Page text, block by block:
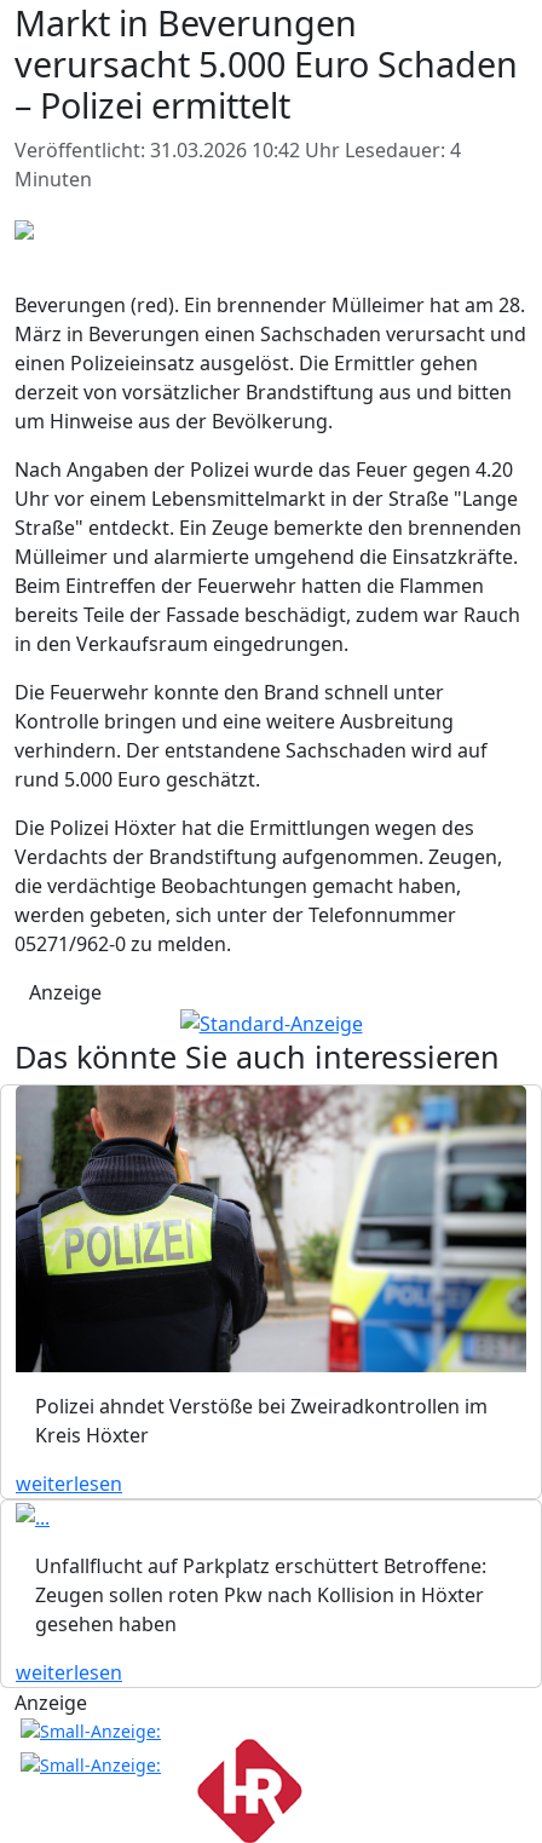
Markt in Beverungen
verursacht 5.000 Euro Schaden
– Polizei ermittelt
Veröffentlicht: 31.03.2026 10:42 Uhr Lesedauer: 4
Minuten
Beverungen (red). Ein brennender Mülleimer hat am 28.
März in Beverungen einen Sachschaden verursacht und
einen Polizeieinsatz ausgelöst. Die Ermittler gehen
derzeit von vorsätzlicher Brandstiftung aus und bitten
um Hinweise aus der Bevölkerung.
Nach Angaben der Polizei wurde das Feuer gegen 4.20
Uhr vor einem Lebensmittelmarkt in der Straße "Lange
Straße" entdeckt. Ein Zeuge bemerkte den brennenden
Mülleimer und alarmierte umgehend die Einsatzkräfte.
Beim Eintreffen der Feuerwehr hatten die Flammen
bereits Teile der Fassade beschädigt, zudem war Rauch
in den Verkaufsraum eingedrungen.
Die Feuerwehr konnte den Brand schnell unter
Kontrolle bringen und eine weitere Ausbreitung
verhindern. Der entstandene Sachschaden wird auf
rund 5.000 Euro geschätzt.
Die Polizei Höxter hat die Ermittlungen wegen des
Verdachts der Brandstiftung aufgenommen. Zeugen,
die verdächtige Beobachtungen gemacht haben,
werden gebeten, sich unter der Telefonnummer
05271/962-0 zu melden.
Anzeige
Das könnte Sie auch interessieren
Polizei ahndet Verstöße bei Zweiradkontrollen im
Kreis Höxter
weiterlesen
Unfallflucht auf Parkplatz erschüttert Betroffene:
Zeugen sollen roten Pkw nach Kollision in Höxter
gesehen haben
weiterlesen
Anzeige